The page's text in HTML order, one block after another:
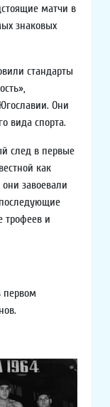
матчи в
знаковых
стандарты
Они
вида спорта.
след в первые
как
завоевали
трофеев и
первом